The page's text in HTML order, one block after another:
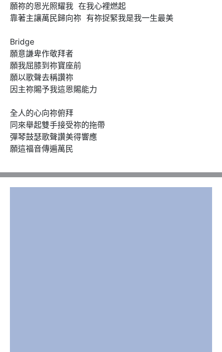
願祢的恩光照耀我  在我心裡燃起
靠著主讓萬民歸向祢  有祢捉緊我是我一生最美
Bridge
願意謙卑作敬拜者
願我屈膝到祢寶座前
願以歌聲去稱讚祢
因主祢賜予我這恩賜能力
全人的心向祢俯拜
同來舉起雙手接受祢的拖帶
彈琴鼓瑟歌聲讚美得響應
願這福音傳遍萬民